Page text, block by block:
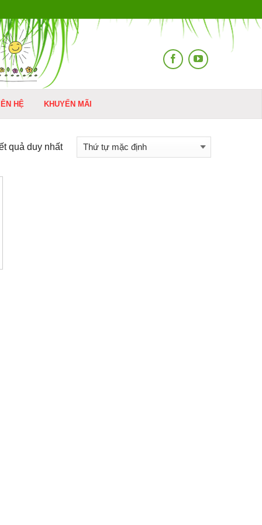
HỆ KHUYẾN MÃI
quả duy nhất